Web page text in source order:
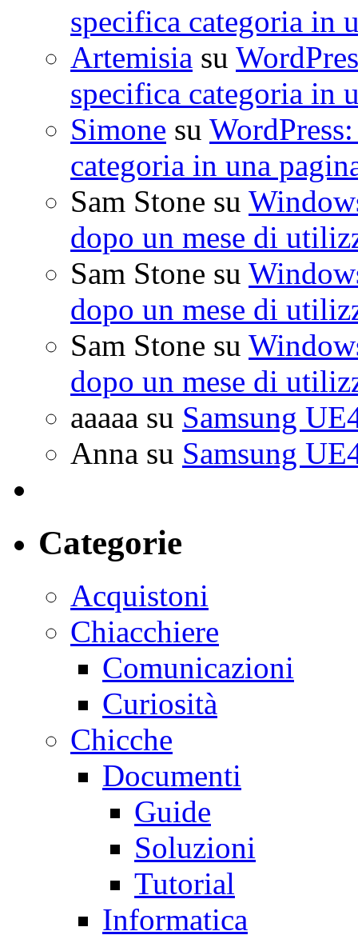
specifica categoria in
Artemisia su
specifica categoria in
Simone su
categoria in una
Sam Stone su
dopo un mese di
Sam Stone su
dopo un mese di
Sam Stone su
dopo un mese di
aaaaa su Samsung
Anna su Samsung
Categorie
Acquistoni
Chiacchiere
Comunicazioni
Curiosità
Chicche
Documenti
Guide
Soluzioni
Tutorial
Informatica